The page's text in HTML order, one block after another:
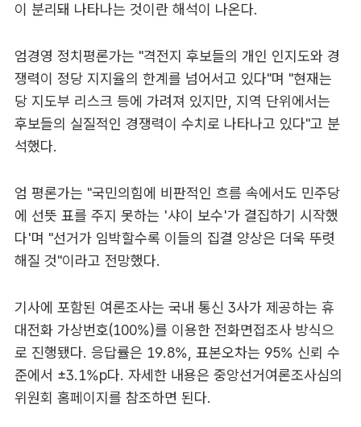
이 분리돼 나타나는 것이란 해석이 나온다.
엄경영 정치평론가는 "격전지 후보들의 개인 인지도와 경
쟁력이 정당 지지율의 한계를 넘어서고 있다"며 "현재는
당 지도부 리스크 등에 가려져 있지만, 지역 단위에서는
후보들의 실질적인 경쟁력이 수치로 나타나고 있다"고 분
석했다.
엄 평론가는 "국민의힘에 비판적인 흐름 속에서도 민주당
에 선뜻 표를 주지 못하는 '샤이 보수'가 결집하기 시작했
다'며 "선거가 임박할수록 이들의 집결 양상은 더욱 뚜렷
해질 것"이라고 전망했다.
기사에 포함된 여론조사는 국내 통신 3사가 제공하는 휴
대전화 가상번호(100%)를 이용한 전화면접조사 방식으
로 진행됐다. 응답률은 19.8%, 표본오차는 95% 신뢰 수
준에서 ±3.1%p다. 자세한 내용은 중앙선거여론조사심의
위원회 홈페이지를 참조하면 된다.